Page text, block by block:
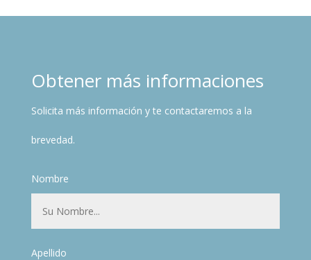
Obtener más informaciones
Solicita más información y te contactaremos a la
brevedad.
Nombre
Apellido